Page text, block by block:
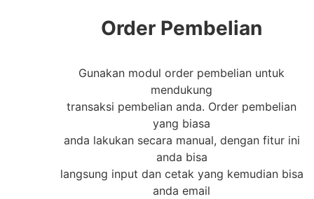
Order Pembelian
Gunakan modul order pembelian untuk
mendukung
transaksi pembelian anda. Order pembelian
yang biasa
anda lakukan secara manual, dengan fitur ini
anda bisa
langsung input dan cetak yang kemudian bisa
anda email